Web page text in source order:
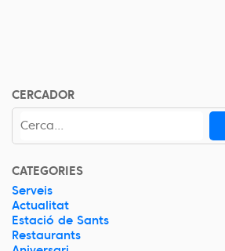
CERCADOR
CATEGORIES
Serveis
Actualitat
Estació de Sants
Restaurants